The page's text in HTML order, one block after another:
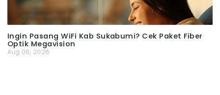
Ingin Pasang WiFi Kab Sukabumi? Cek Paket Fiber
Optik Megavision
Aug 06, 2026